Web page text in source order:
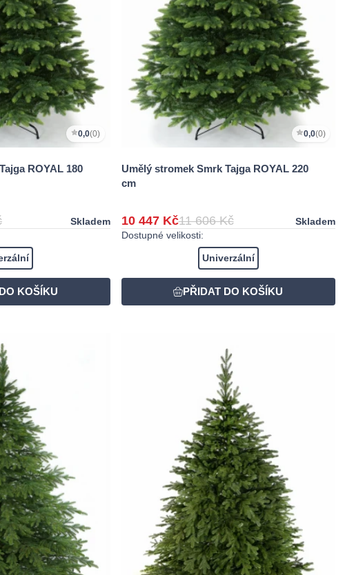
0,0(0)
ROYAL 180
Skladem
0,0(0)
Umělý stromek Smrk Tajga ROYAL 220
cm
10 447 Kč11 606 Kč
Skladem
Dostupné velikosti:
Univerzální